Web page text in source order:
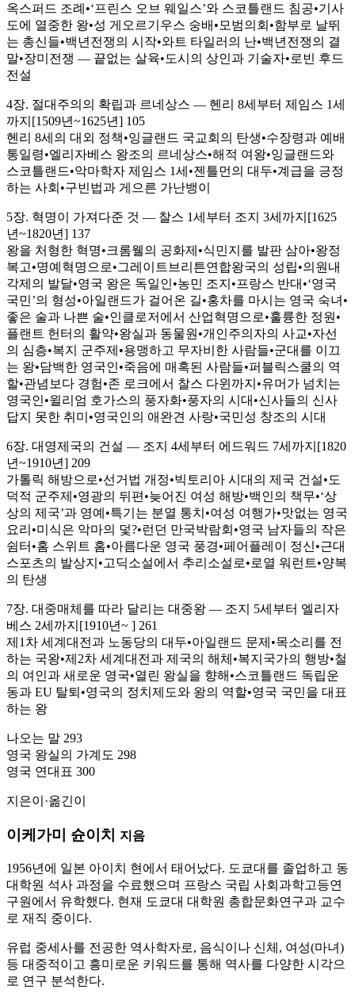
옥스퍼드 조례•‘프린스 오브 웨일스’와 스코틀랜드 침공•기사
도에 열중한 왕•성 게오르기우스 숭배•모범의회•함부로 날뛰
는 총신들•백년전쟁의 시작•와트 타일러의 난•백년전쟁의 결
말•장미전쟁 — 끝없는 살육•도시의 상인과 기술자•로빈 후드
전설
4장. 절대주의의 확립과 르네상스 ― 헨리 8세부터 제임스 1세
까지[1509년~1625년] 105
헨리 8세의 대외 정책•잉글랜드 국교회의 탄생•수장령과 예배
통일령•엘리자베스 왕조의 르네상스•해적 여왕•잉글랜드와
스코틀랜드•악마학자 제임스 1세•젠틀먼의 대두•계급을 긍정
하는 사회•구빈법과 게으른 가난뱅이
5장. 혁명이 가져다준 것 ― 찰스 1세부터 조지 3세까지[1625
년~1820년] 137
왕을 처형한 혁명•크롬웰의 공화제•식민지를 발판 삼아•왕정
복고•명예혁명으로•그레이트브리튼연합왕국의 성립•의원내
각제의 발달•영국 왕은 독일인•농민 조지•프랑스 반대•‘영국
국민’의 형성•아일랜드가 걸어온 길•홍차를 마시는 영국 숙녀•
좋은 술과 나쁜 술•인클로저에서 산업혁명으로•훌륭한 정원•
플랜트 헌터의 활약•왕실과 동물원•개인주의자의 사교•자선
의 심층•복지 군주제•용맹하고 무자비한 사람들•군대를 이끄
는 왕•담백한 영국인•죽음에 매혹된 사람들•퍼블릭스쿨의 역
할•관념보다 경험•존 로크에서 찰스 다윈까지•유머가 넘치는
영국인•윌리엄 호가스의 풍자화•풍자의 시대•신사들의 신사
답지 못한 취미•영국인의 애완견 사랑•국민성 창조의 시대
6장. 대영제국의 건설 ― 조지 4세부터 에드워드 7세까지[1820
년~1910년] 209
가톨릭 해방으로•선거법 개정•빅토리아 시대의 제국 건설•도
덕적 군주제•영광의 뒤편•늦어진 여성 해방•백인의 책무•‘상
상의 제국’과 영예•특기는 분열 통치•여성 여행가•맛없는 영국
요리•미식은 악마의 덫?•런던 만국박람회•영국 남자들의 작은
쉼터•홈 스위트 홈•아름다운 영국 풍경•페어플레이 정신•근대
스포츠의 발상지•고딕소설에서 추리소설로•로열 워런트•양복
의 탄생
7장. 대중매체를 따라 달리는 대중왕 ― 조지 5세부터 엘리자
베스 2세까지[1910년~ ] 261
제1차 세계대전과 노동당의 대두•아일랜드 문제•목소리를 전
하는 국왕•제2차 세계대전과 제국의 해체•복지국가의 행방•철
의 여인과 새로운 영국•열린 왕실을 향해•스코틀랜드 독립운
동과 EU 탈퇴•영국의 정치제도와 왕의 역할•영국 국민을 대표
하는 왕
나오는 말 293
영국 왕실의 가계도 298
영국 연대표 300
지은이·옮긴이
이케가미 슌이치 지음
1956년에 일본 아이치 현에서 태어났다. 도쿄대를 졸업하고 동
대학원 석사 과정을 수료했으며 프랑스 국립 사회과학고등연
구원에서 유학했다. 현재 도쿄대 대학원 총합문화연구과 교수
로 재직 중이다.
유럽 중세사를 전공한 역사학자로, 음식이나 신체, 여성(마녀)
등 대중적이고 흥미로운 키워드를 통해 역사를 다양한 시각으
로 연구 분석한다.